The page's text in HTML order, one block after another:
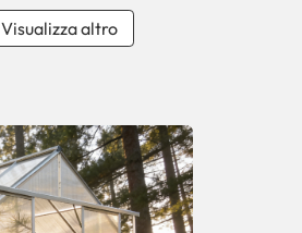
Visualizza altro